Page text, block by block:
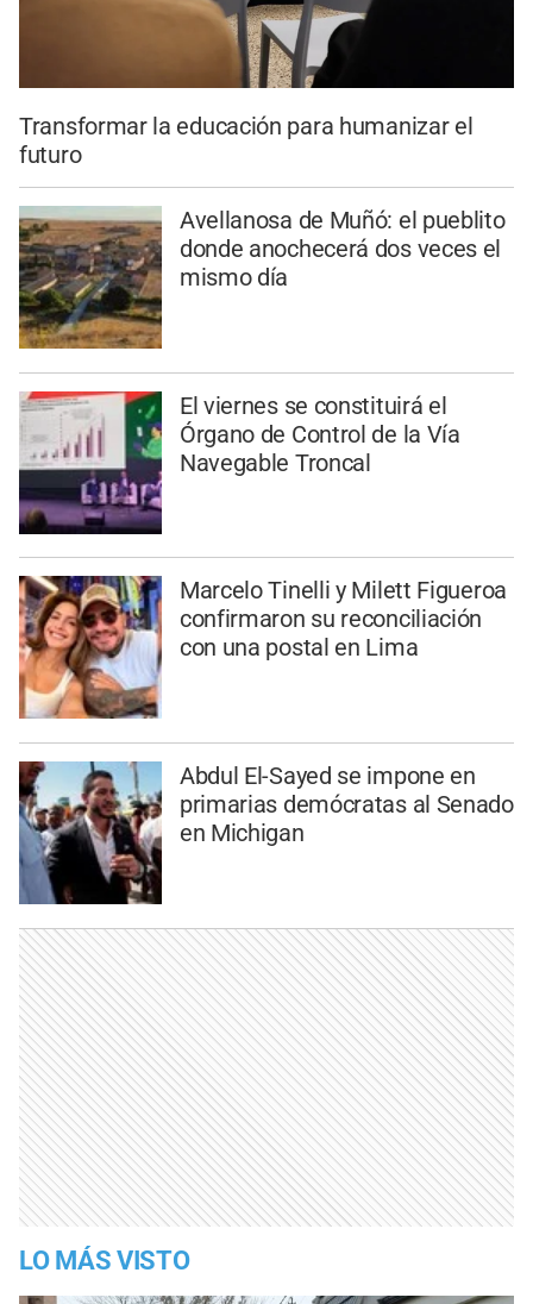
Transformar la educación para humanizar el
futuro
Avellanosa de Muñó: el pueblito
donde anochecerá dos veces el
mismo día
El viernes se constituirá el
Órgano de Control de la Vía
Navegable Troncal
Marcelo Tinelli y Milett Figueroa
confirmaron su reconciliación
con una postal en Lima
Abdul El-Sayed se impone en
primarias demócratas al Senado
en Michigan
LO MÁS VISTO